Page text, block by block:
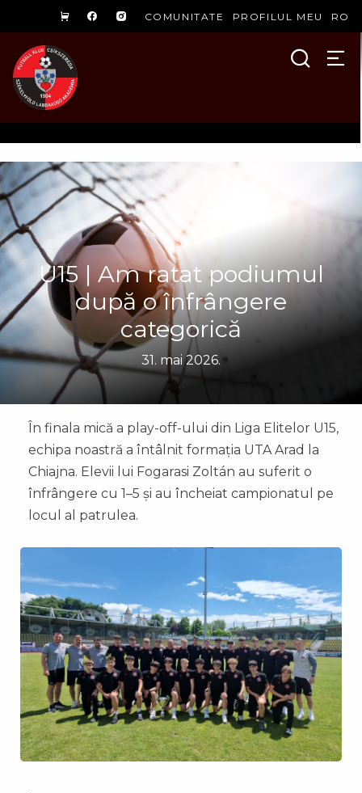
COMUNITATE PROFILUL MEU RO
U15 | Am ratat podiumul
după o înfrângere
categorică
31. mai 2026.
În finala mică a play-off-ului din Liga Elitelor U15,
echipa noastră a întâlnit formația UTA Arad la
Chiajna. Elevii lui Fogarasi Zoltán au suferit o
înfrângere cu 1–5 și au încheiat campionatul pe
locul al patrulea.